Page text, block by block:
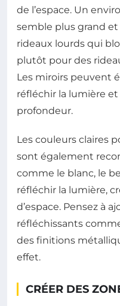
de l’espace. Un
semble plus grand
rideaux lourds qui
plutôt pour des
Les miroirs peuvent
réfléchir la lumière
profondeur.
Les couleurs claires
sont également
comme le blanc, le
réfléchir la lumière,
d’espace. Pensez à
réfléchissants
des finitions
effet.
CRÉER DES